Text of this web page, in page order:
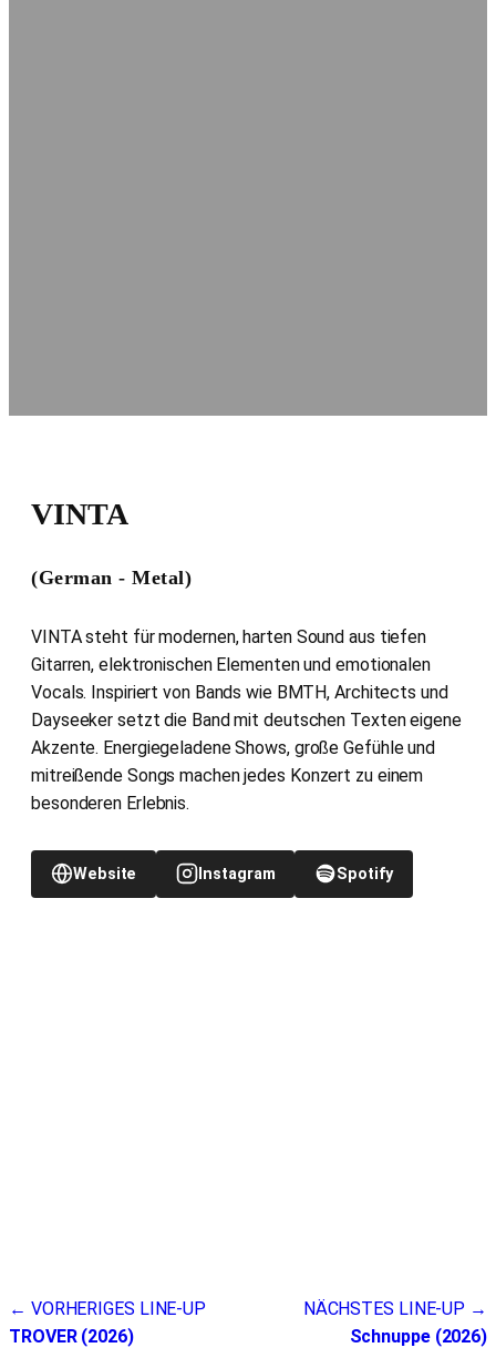
VINTA
(German - Metal)
VINTA steht für modernen, harten Sound aus tiefen
Gitarren, elektronischen Elementen und emotionalen
Vocals. Inspiriert von Bands wie BMTH, Architects und
Dayseeker setzt die Band mit deutschen Texten eigene
Akzente. Energiegeladene Shows, große Gefühle und
mitreißende Songs machen jedes Konzert zu einem
besonderen Erlebnis.
Website Instagram Spotify
Beitragsnavigation
← VORHERIGES LINE-UP
TROVER (2026)
NÄCHSTES LINE-UP →
Schnuppe (2026)